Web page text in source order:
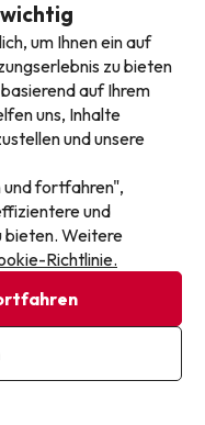
entgehen!
Hinterlasst
jede Woche eine
neuesten
einen Top-Preis
geben Sie Ihr
Jump2spain.com zu
Jump2spain.com
um Ihnen ein auf
zu bieten
auf Ihrem
uns, Inhalte
und unsere
und fortfahren",
und
bieten. Weitere
Richtlinie.